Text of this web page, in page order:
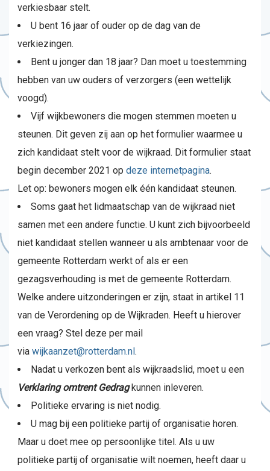
verkiesbaar stelt.
U bent 16 jaar of ouder op de dag van de
verkiezingen.
Bent u jonger dan 18 jaar? Dan moet u toestemming
hebben van uw ouders of verzorgers (een wettelijk
voogd).
Vijf wijkbewoners die mogen stemmen moeten u
steunen. Dit geven zij aan op het formulier waarmee u
zich kandidaat stelt voor de wijkraad. Dit formulier staat
begin december 2021 op deze internetpagina.
Let op: bewoners mogen elk één kandidaat steunen.
Soms gaat het lidmaatschap van de wijkraad niet
samen met een andere functie. U kunt zich bijvoorbeeld
niet kandidaat stellen wanneer u als ambtenaar voor de
gemeente Rotterdam werkt of als er een
gezagsverhouding is met de gemeente Rotterdam.
Welke andere uitzonderingen er zijn, staat in artikel 11
van de Verordening op de Wijkraden. Heeft u hierover
een vraag? Stel deze per mail
via wijkaanzet@rotterdam.nl.
Nadat u verkozen bent als wijkraadslid, moet u een
Verklaring omtrent Gedragkunnen inleveren.
Politieke ervaring is niet nodig.
U mag bij een politieke partij of organisatie horen.
Maar u doet mee op persoonlijke titel. Als u uw
politieke partij of organisatie wilt noemen, heeft daar u